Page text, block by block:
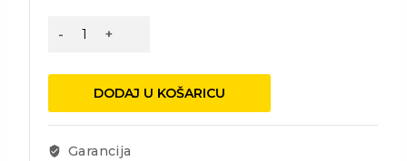
Turpija
poluokrugla
gr.2
količina
DODAJ U KOŠARICU
Garancija